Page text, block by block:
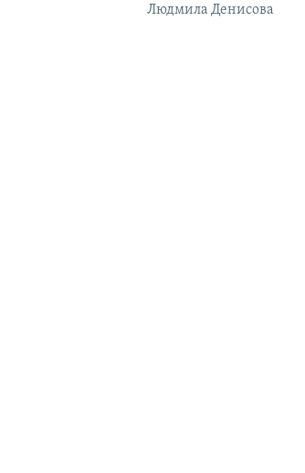
Людмила Денисова